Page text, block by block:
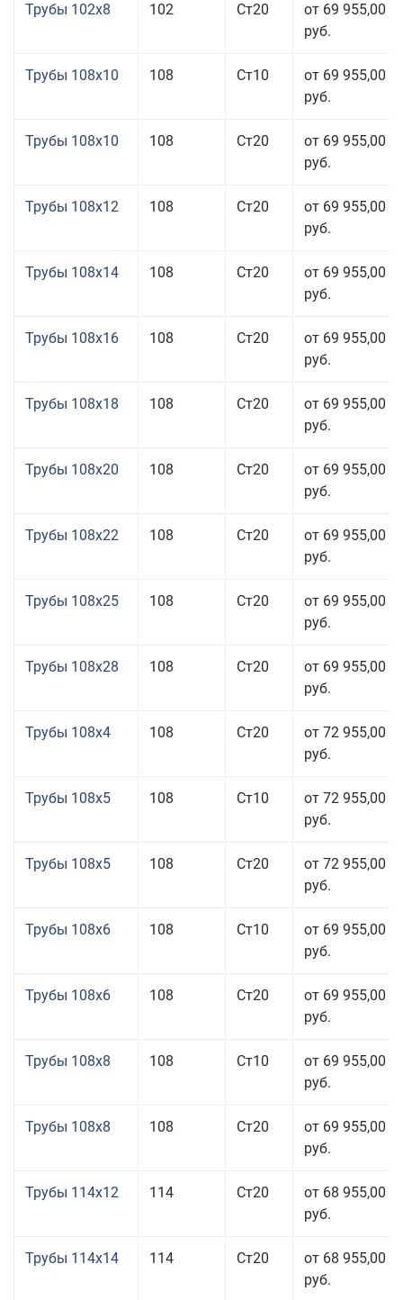
Трубы 102x8 102 Ст20
от 69 955,00
руб.
Трубы 108x10 108 Ст10
от 69 955,00
руб.
Трубы 108x10 108 Ст20
от 69 955,00
руб.
Трубы 108x12 108 Ст20
от 69 955,00
руб.
Трубы 108x14 108 Ст20
от 69 955,00
руб.
Трубы 108x16 108 Ст20
от 69 955,00
руб.
Трубы 108x18 108 Ст20
от 69 955,00
руб.
Трубы 108x20 108 Ст20
от 69 955,00
руб.
Трубы 108x22 108 Ст20
от 69 955,00
руб.
Трубы 108x25 108 Ст20
от 69 955,00
руб.
Трубы 108x28 108 Ст20
от 69 955,00
руб.
Трубы 108x4 108 Ст20
от 72 955,00
руб.
Трубы 108x5 108 Ст10
от 72 955,00
руб.
Трубы 108x5 108 Ст20
от 72 955,00
руб.
Трубы 108x6 108 Ст10
от 69 955,00
руб.
Трубы 108x6 108 Ст20
от 69 955,00
руб.
Трубы 108x8 108 Ст10
от 69 955,00
руб.
Трубы 108x8 108 Ст20
от 69 955,00
руб.
Трубы 114x12 114 Ст20
от 68 955,00
руб.
Трубы 114x14 114 Ст20
от 68 955,00
руб.